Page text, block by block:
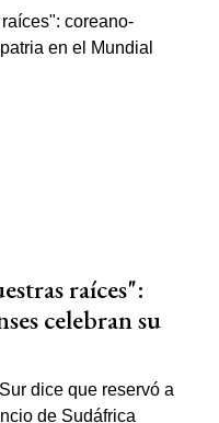
raíces":
celebran su